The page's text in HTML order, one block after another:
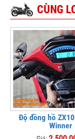
CÙNG
Độ đồng hồ
Winner